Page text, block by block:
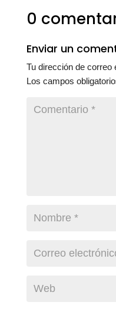
0
Enviar un
Tu dirección de correo
Los campos